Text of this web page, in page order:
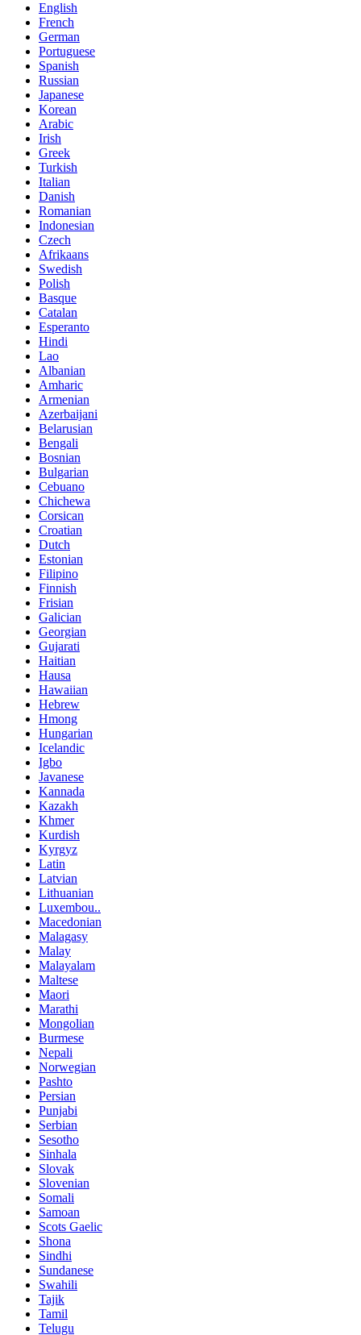
English
French
German
Portuguese
Spanish
Russian
Japanese
Korean
Arabic
Irish
Greek
Turkish
Italian
Danish
Romanian
Indonesian
Czech
Afrikaans
Swedish
Polish
Basque
Catalan
Esperanto
Hindi
Lao
Albanian
Amharic
Armenian
Azerbaijani
Belarusian
Bengali
Bosnian
Bulgarian
Cebuano
Chichewa
Corsican
Croatian
Dutch
Estonian
Filipino
Finnish
Frisian
Galician
Georgian
Gujarati
Haitian
Hausa
Hawaiian
Hebrew
Hmong
Hungarian
Icelandic
Igbo
Javanese
Kannada
Kazakh
Khmer
Kurdish
Kyrgyz
Latin
Latvian
Lithuanian
Luxembou..
Macedonian
Malagasy
Malay
Malayalam
Maltese
Maori
Marathi
Mongolian
Burmese
Nepali
Norwegian
Pashto
Persian
Punjabi
Serbian
Sesotho
Sinhala
Slovak
Slovenian
Somali
Samoan
Scots Gaelic
Shona
Sindhi
Sundanese
Swahili
Tajik
Tamil
Telugu